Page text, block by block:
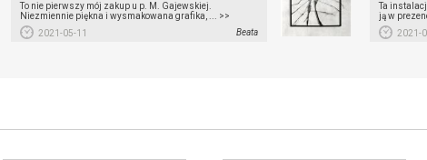
To nie pierwszy mój zakup u p. M. Gajewskiej.
Niezmiennie piękna i wysmakowana grafika, ... >>
2021-05-11
Beata
Ta
ją w
2021-